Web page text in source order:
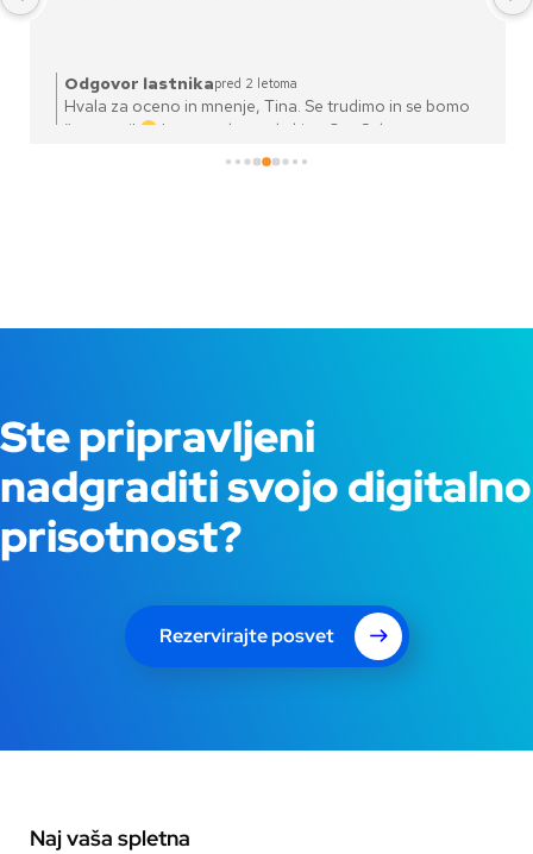
Odgovor lastnikapred 2 letoma
Hvala za oceno in mnenje, Tina. Se trudimo in se bomo
še naprej!
Lep pozdrav od ekipe GeoSpleta.
Ste pripravljeni
nadgraditi svojo digitalno
prisotnost?
Rezervirajte posvet
Naj vaša spletna